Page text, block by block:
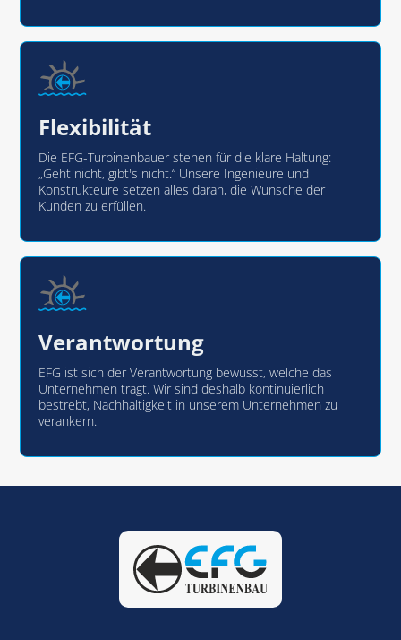
Flexibilität
Die EFG-Turbinenbauer stehen für die klare Haltung:
„Geht nicht, gibt's nicht.“ Unsere Ingenieure und
Konstrukteure setzen alles daran, die Wünsche der
Kunden zu erfüllen.
Verantwortung
EFG ist sich der Verantwortung bewusst, welche das
Unternehmen trägt. Wir sind deshalb kontinuierlich
bestrebt, Nachhaltigkeit in unserem Unternehmen zu
verankern.